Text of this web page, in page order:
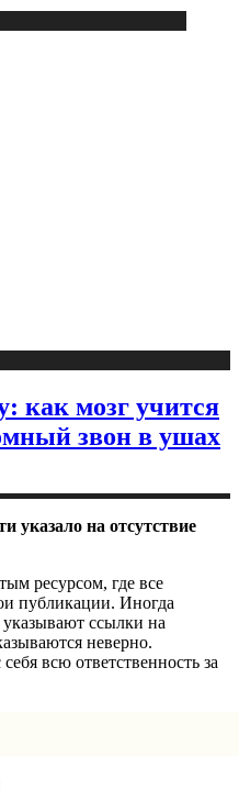
как мозг учится
звон в ушах
указало на отсутствие
ресурсом, где все
публикации. Иногда
указывают ссылки на
неверно.
всю ответственность за